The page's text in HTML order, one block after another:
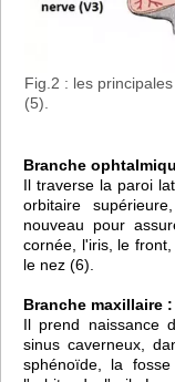
Fig.2 : les
(5).
Branche
Il traverse la paroi
orbitaire
nouveau pour
cornée, l'iris, le
le nez (6).
Branche maxillaire
Il prend naissance
sinus caverneux,
sphénoïde, la